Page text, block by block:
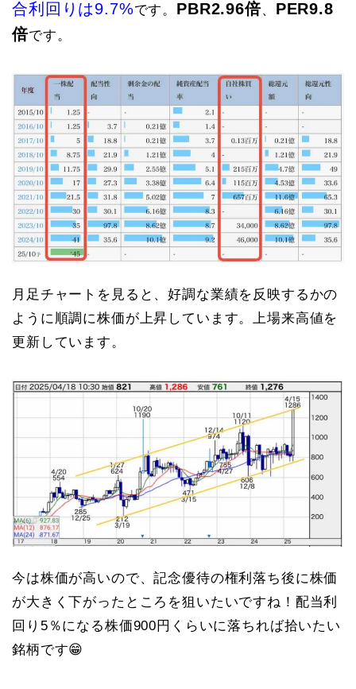
合利回りは9.7%です。 PBR2.96倍、 PER9.8
倍です。
月足チャートを見ると、好調な業績を反映するかの
ように順調に株価が上昇しています。上場来高値を
更新しています。
今は株価が高いので、記念優待の権利落ち後に株価
が大きく下がったところを狙いたいですね！配当利
回り5％になる株価900円くらいに落ちれば拾いたい
銘柄です😁